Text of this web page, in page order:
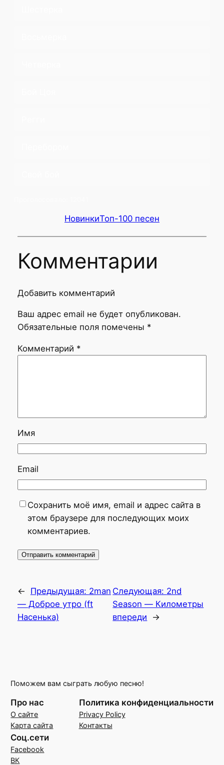
НовинкиТоп-100 песен
Комментарии
Добавить комментарий
Ваш адрес email не будет опубликован.
Обязательные поля помечены *
Комментарий *
Имя
Email
Сохранить моё имя, email и адрес сайта в
этом браузере для последующих моих
комментариев.
← Предыдущая: 2man
— Доброе утро (ft
Насенька)
Следующая: 2nd
Season — Километры
впереди
→
Поможем вам сыграть любую песню!
Про нас
О сайте
Карта сайта
Политика конфиденциальности
Privacy Policy
Контакты
Соц.сети
Facebook
ВК